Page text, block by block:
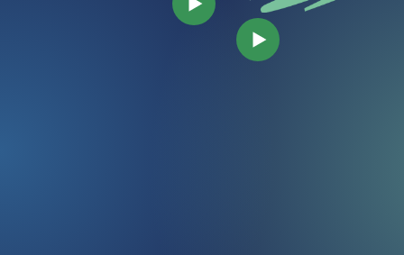
Speel video af
Speel video af